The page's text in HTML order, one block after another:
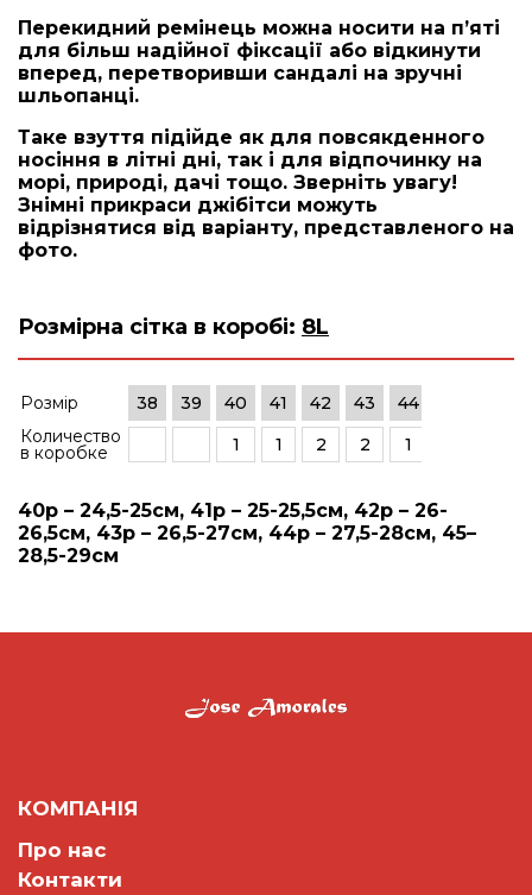
Перекидний ремінець можна носити на п’яті
для більш надійної фіксації або відкинути
вперед, перетворивши сандалі на зручні
шльопанці.
Таке взуття підійде як для повсякденного
носіння в літні дні, так і для відпочинку на
морі, природі, дачі тощо. Зверніть увагу!
Знімні прикраси джібітси можуть
відрізнятися від варіанту, представленого на
фото.
Розмірна сітка в коробі: 8L
Розмір 38 39 40 41 42 43 44
Количество
в коробке 1 1 2 2 1
40р – 24,5-25см, 41р – 25-25,5см, 42р – 26-
26,5см, 43р – 26,5-27см, 44р – 27,5-28см, 45–
28,5-29см
КОМПАНІЯ
Про нас
Контакти